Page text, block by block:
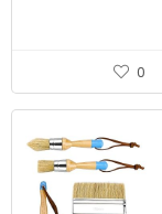
0